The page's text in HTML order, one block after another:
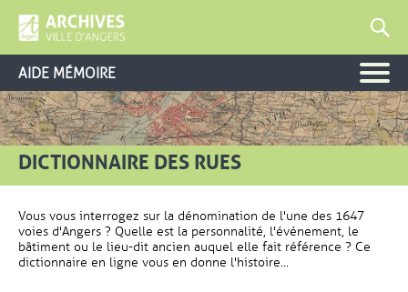
AIDE MÉMOIRE
DICTIONNAIRE DES RUES
Vous vous interrogez sur la dénomination de l'une des 1647
voies d'Angers ? Quelle est la personnalité, l'événement, le
bâtiment ou le lieu-dit ancien auquel elle fait référence ? Ce
dictionnaire en ligne vous en donne l'histoire...